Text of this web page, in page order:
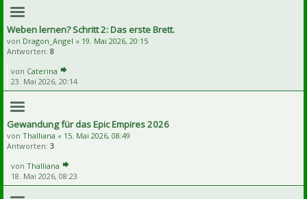
Weben lernen? Schritt 2: Das erste Brett.
von Dragon_Angel « 19. Mai 2026, 20:15
Antworten: 8
von Caterina
23. Mai 2026, 20:14
Gewandung für das Epic Empires 2026
von Thalliana « 15. Mai 2026, 08:49
Antworten: 3
von Thalliana
18. Mai 2026, 08:23